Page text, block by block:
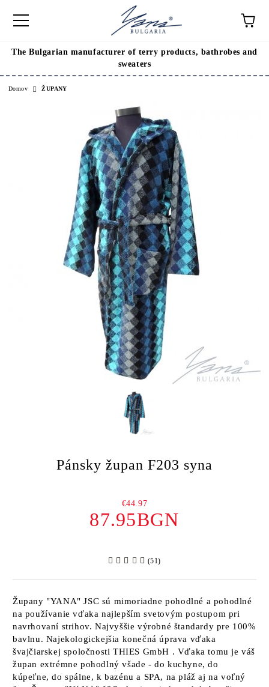
The Bulgarian manufacturer of terry products, bathrobes and
sweaters
Domov ŽUPANY
Pánsky župan F203 syna
€44.97
87.95BGN
(51)
Župany "YANA" JSC sú mimoriadne pohodlné a pohodlné
na používanie vďaka najlepším svetovým postupom pri
navrhovaní strihov. Najvyššie výrobné štandardy pre 100%
bavlnu. Najekologickejšia konečná úprava vďaka
švajčiarskej spoločnostiTHIES GmbH . Vďaka tomu je váš
župan extrémne pohodlný všade - do kuchyne, do
kúpeľne, do spálne, k bazénu a SPA, na pláž aj na voľný